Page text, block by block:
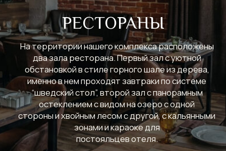
обстановкой в стиле горного шале из дерева,
именно в нем проходят завтраки по системе
“шведский стол”, второй зал с панорамным
остеклением с видом на озеро с одной
стороны и хвойным лесом с другой, с кальянными
зонами и караоке для
постояльцев отеля.
Наш ресторан
РАЗНООБРАЗИЕ БЛЮД И ВИД
НА ГОРЫ АРХЫЗА НЕ ОСТАВЯТ
РАВНОДУШНЫМИ НИКОГО